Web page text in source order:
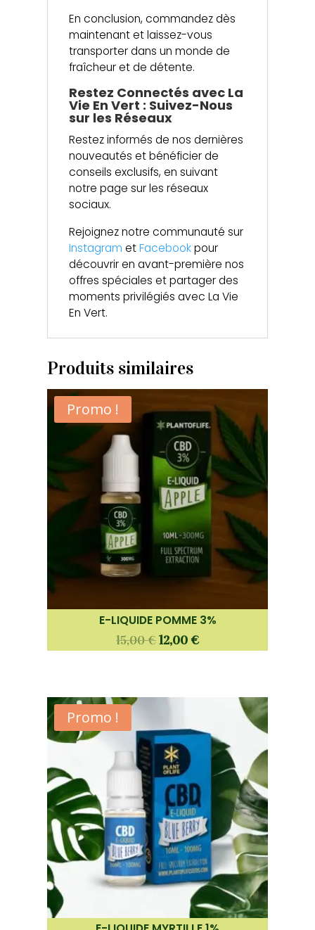
En conclusion, commandez dès
maintenant et laissez-vous
transporter dans un monde de
fraîcheur et de détente.
Restez Connectés avec La
Vie En Vert : Suivez-Nous
sur les Réseaux
Restez informés de nos dernières
nouveautés et bénéficier de
conseils exclusifs, en suivant
notre page sur les réseaux
sociaux.
Rejoignez notre communauté sur
Instagram etFacebookpour
découvrir en avant-première nos
offres spéciales et partager des
moments privilégiés avec La Vie
En Vert.
Produits similaires
Promo !
E-LIQUIDE POMME 3%
15,00€12,00€
Promo !